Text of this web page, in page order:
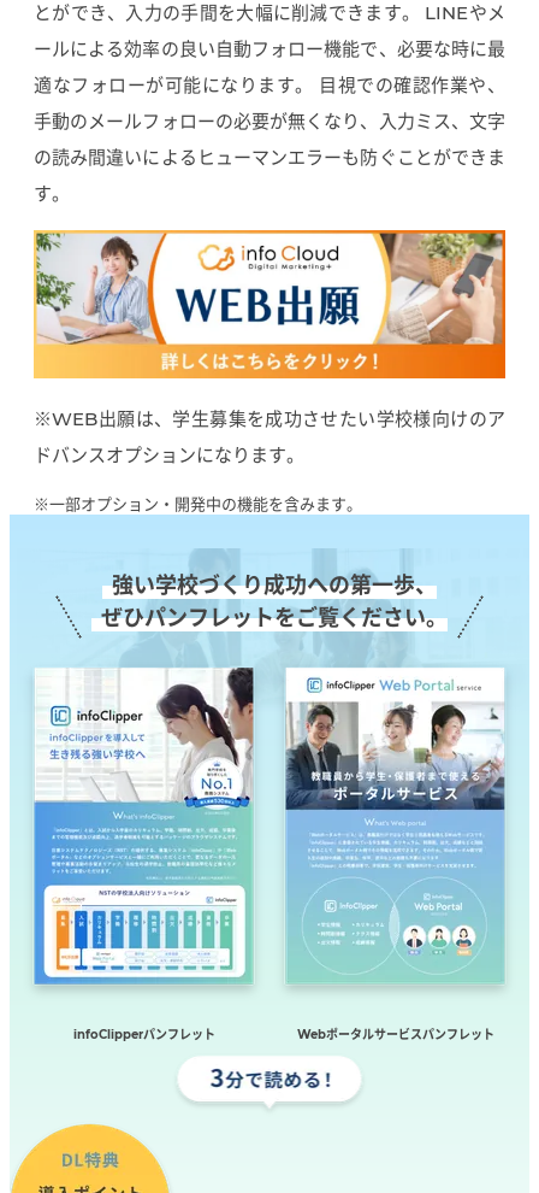
とができ、入力の手間を大幅に削減できます。 LINEやメ
ールによる効率の良い自動フォロー機能で、必要な時に最
適なフォローが可能になります。 目視での確認作業や、
手動のメールフォローの必要が無くなり、入力ミス、文字
の読み間違いによるヒューマンエラーも防ぐことができま
す。
※WEB出願は、学生募集を成功させたい学校様向けのア
ドバンスオプションになります。
※一部オプション・開発中の機能を含みます。
強い学校づくり成功への第一歩、
ぜひパンフレットをご覧ください。
infoClipperパンフレット Webポータルサービスパンフレット